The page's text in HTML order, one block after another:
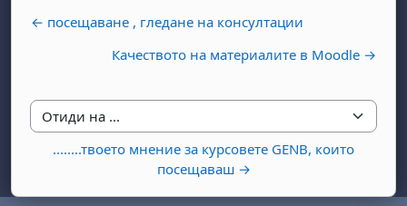
← посещаване , гледане на консултации
Качеството на материалите в Moodle →
Отиди на ...
........твоето мнение за курсовете GENB, които
посещаваш →